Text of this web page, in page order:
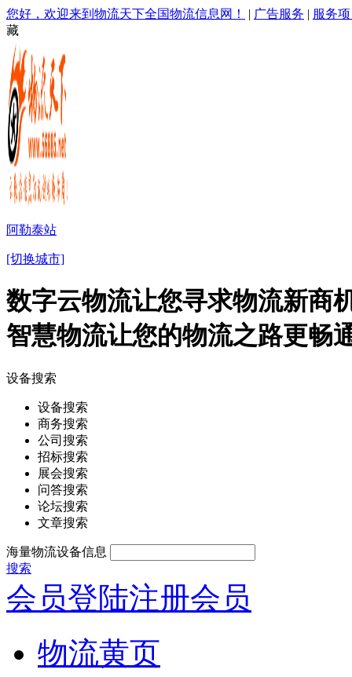
您好，欢迎来到物流天下全国物流信息网！ | 广告服务 | 服务
藏
阿勒泰站
[切换城市]
数字云物流让您寻求物流新商
智慧物流让您的物流之路更畅
设备搜索
设备搜索
商务搜索
公司搜索
招标搜索
展会搜索
问答搜索
论坛搜索
文章搜索
海量物流设备信息
搜索
会员登陆注册会员
物流黄页